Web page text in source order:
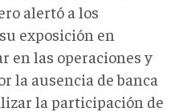
alertó a los
exposición en
en las operaciones y
la ausencia de banca
la participación de